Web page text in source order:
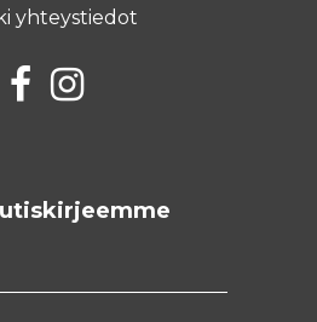
yhteystiedot
FacebookInstagram